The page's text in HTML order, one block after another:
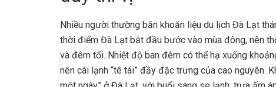
Nhiều người thường băn khoăn liệu du lịch Đà Lạt
thời điểm Đà Lạt bắt đầu bước vào mùa đông, nên
và đêm tối. Nhiệt độ ban đêm có thể hạ xuống
nên cái lạnh “tê tái” đầy đặc trưng của cao nguyên.